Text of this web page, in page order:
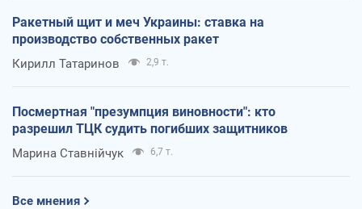
Ракетный щит и меч Украины: ставка на
производство собственных ракет
Кирилл Татаринов 2,9 т.
Посмертная "презумпция виновности": кто
разрешил ТЦК судить погибших защитников
Марина Ставнійчук 6,7 т.
Все мнения